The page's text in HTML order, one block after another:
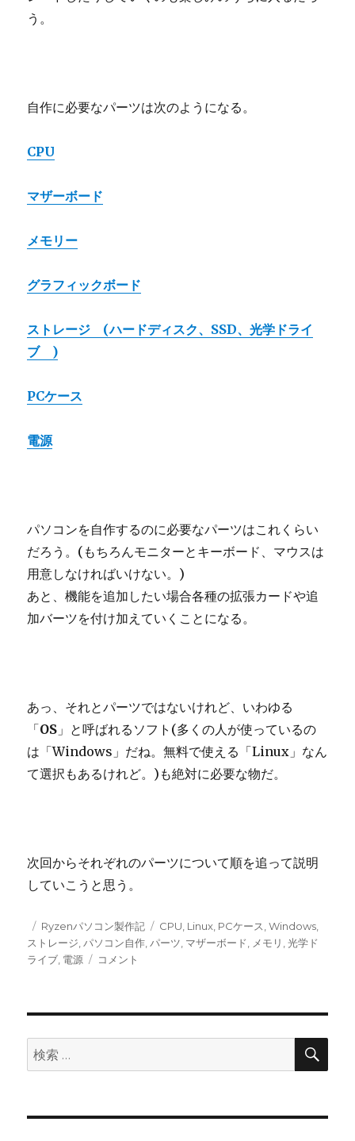
う。
自作に必要なパーツは次のようになる。
CPU
マザーボード
メモリー
グラフィックボード
ストレージ (ハードディスク、SSD、光学ドライ
ブ )
PCケース
電源
パソコンを自作するのに必要なパーツはこれくらい
だろう。(もちろんモニターとキーボード、マウスは
用意しなければいけない。)
あと、機能を追加したい場合各種の拡張カードや追
加バーツを付け加えていくことになる。
あっ、それとパーツではないけれど、いわゆる
「OS 」と呼ばれるソフト(多くの人が使っているの
は「Windows」だね。無料で使える「Linux」なん
て選択もあるけれど。)も絶対に必要な物だ。
次回からそれぞれのパーツについて順を追って説明
していこうと思う。
投
稿
日:
カ
テ
ゴ
Ryzenパソコン製作記
タ
グ
CPU, Linux, PCケース,Windows,
ストレージ,パソコン自作,パーツ, マザーボード, メモリ ,光学ド
ライブ, 電源
パ
作
作
コメント
検
索:
検